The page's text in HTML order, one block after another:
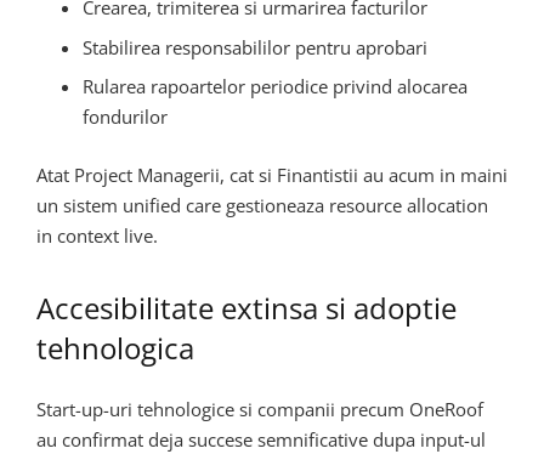
Crearea, trimiterea si urmarirea facturilor
Stabilirea responsabililor pentru aprobari
Rularea rapoartelor periodice privind alocarea
fondurilor
Atat Project Managerii, cat si Finantistii au acum in maini
un sistem unified care gestioneaza resource allocation
in context live.
Accesibilitate extinsa si adoptie
tehnologica
Start-up-uri tehnologice si companii precum OneRoof
au confirmat deja succese semnificative dupa input-ul